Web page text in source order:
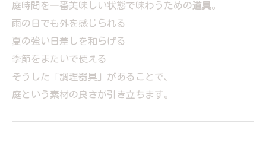
庭時間を一番美味しい状態で味わうための道具。
雨の日でも外を感じられる
夏の強い日差しを和らげる
季節をまたいで使える
そうした「調理器具」があることで、
庭という素材の良さが引き立ちます。